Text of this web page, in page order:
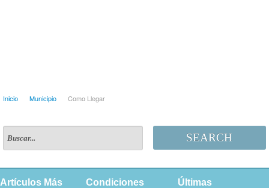
Inicio Municipio Como Llegar
SEARCH
Artículos Más
Condiciones
Últimas